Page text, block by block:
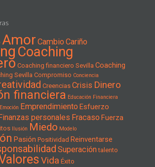
Amor Cambio Cariño
Coaching
Coaching financiero Sevilla Coaching
Sevilla Compromiso Conciencia
Creencias Crisis Dinero
financiera Educación Financiera
Emoción Emprendimiento Esfuerzo
personales Fracaso Fuerza
Ilusión Miedo Modelo
Pasión Positividad Reinventarse
Superación talento
Vida Éxito